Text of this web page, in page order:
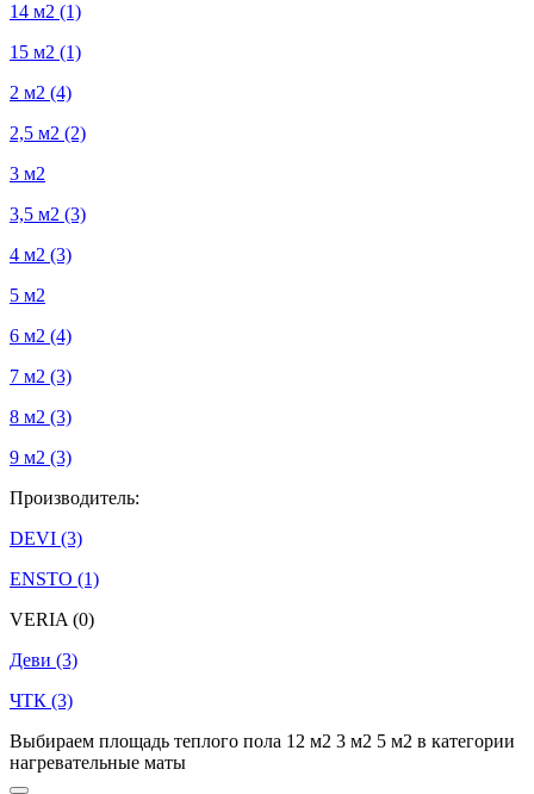
14 м2 (1)
15 м2 (1)
2 м2 (4)
2,5 м2 (2)
3 м2
3,5 м2 (3)
4 м2 (3)
5 м2
6 м2 (4)
7 м2 (3)
8 м2 (3)
9 м2 (3)
Производитель:
DEVI (3)
ENSTO (1)
VERIA(0)
Деви (3)
ЧТК (3)
Выбираем площадь теплого пола 12 м2 3 м2 5 м2 в категории
нагревательные маты